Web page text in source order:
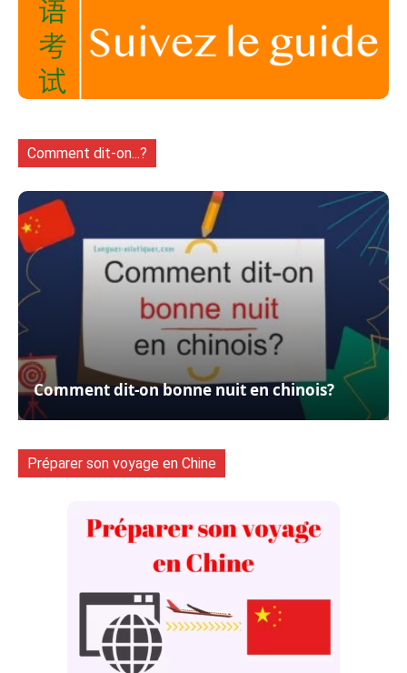
Comment dit-on...?
Comment dit-on bonne nuit en chinois?
Préparer son voyage en Chine